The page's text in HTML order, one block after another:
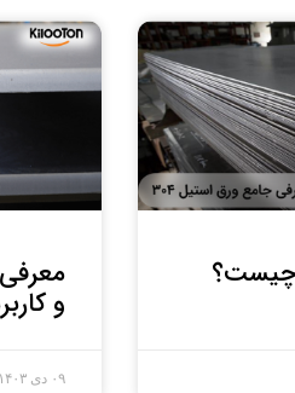
و
۰۹ دی ۱۴۰۳